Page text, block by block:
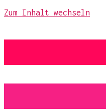
Zum Inhalt wechseln